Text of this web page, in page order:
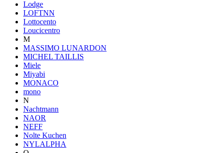
Lodge
LOFTNN
Lottocento
Loucicentro
M
MASSIMO LUNARDON
MICHEL TAILLIS
Miele
Miyabi
MONACO
mono
N
Nachtmann
NAOR
NEFF
Nolte Kuchen
NYLALPHA